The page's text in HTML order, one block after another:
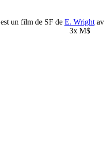
est un film de SF de E. Wright
3x M$